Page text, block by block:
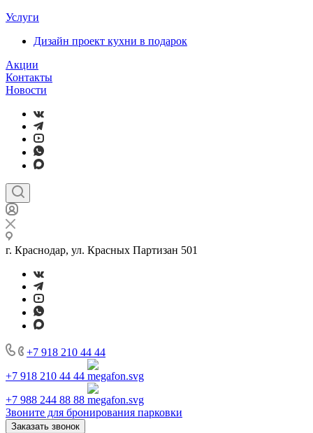
Услуги
Дизайн проект кухни в подарок
Акции
Контакты
Новости
г. Краснодар, ул. Красных Партизан 501
+7 918 210 44 44
+7 918 210 44 44
+7 988 244 88 88
Звоните для бронирования парковки
Заказать звонок